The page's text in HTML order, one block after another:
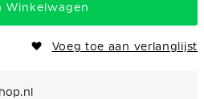
Winkelwagen
Voeg toe aan verlanglijst